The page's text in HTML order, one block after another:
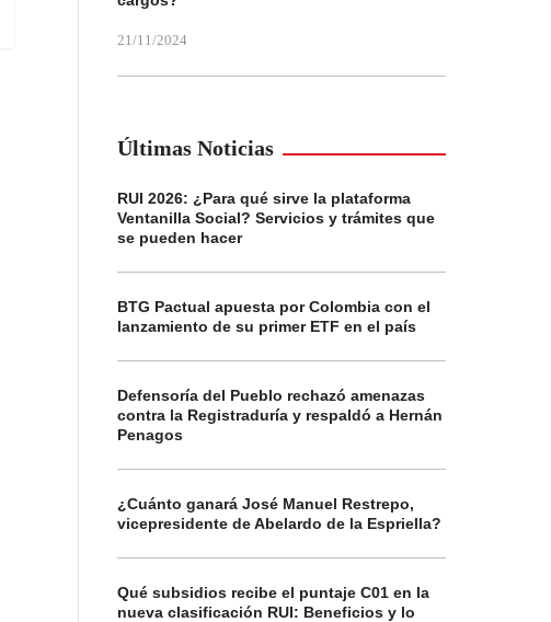
21/11/2024
Últimas Noticias
RUI 2026: ¿Para qué sirve la plataforma
Ventanilla Social? Servicios y trámites que
se pueden hacer
BTG Pactual apuesta por Colombia con el
lanzamiento de su primer ETF en el país
Defensoría del Pueblo rechazó amenazas
contra la Registraduría y respaldó a Hernán
Penagos
¿Cuánto ganará José Manuel Restrepo,
vicepresidente de Abelardo de la Espriella?
Qué subsidios recibe el puntaje C01 en la
nueva clasificación RUI: Beneficios y lo